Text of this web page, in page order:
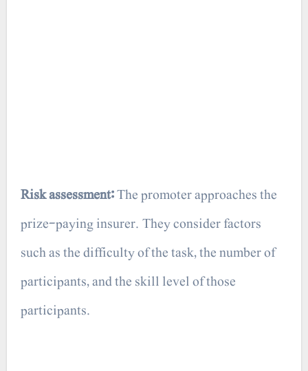
Risk assessment:The promoter approaches the
prize-paying insurer. They consider factors
such as the difficulty of the task, the number of
participants, and the skill level of those
participants.